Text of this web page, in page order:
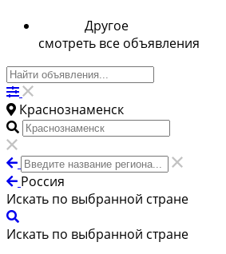
Другое
смотреть все объявления
Краснознаменск
Россия
Искать по выбранной стране
Искать по выбранной стране